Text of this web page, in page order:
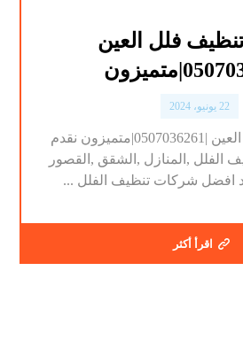
فلل العين
22 يونيو، 2024
شركة تنظيف فلل العين |0507036261|متميزون نقدم
الفلل ,المنازل ,الشقق ,القصور
افضل شركات تنظيف الفلل ...
اقرأ أكثر